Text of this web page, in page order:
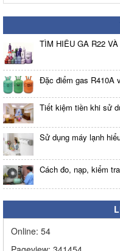
TÌM HIỂU GA R22
Đặc điểm gas R410A
Tiết kiệm tiền khi sử
Sử dụng máy lạnh
Cách đo, nạp, kiểm
Online: 54